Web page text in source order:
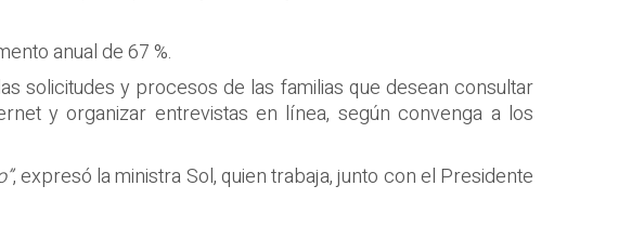
anual de 67 %.
solicitudes y procesos de las familias que desean consultar
y organizar entrevistas en línea, según convenga a los
, expresó la ministra Sol, quien trabaja, junto con el Presidente